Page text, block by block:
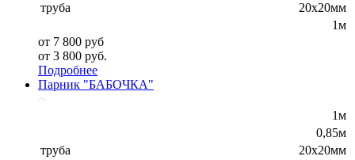
труба
20х20мм
1м
от 7 800 руб
от 3 800 руб.
Подробнее
Парник "БАБОЧКА"
1м
0,85м
труба
20х20мм